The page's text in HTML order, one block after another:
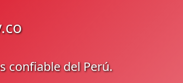
confiable del Perú.